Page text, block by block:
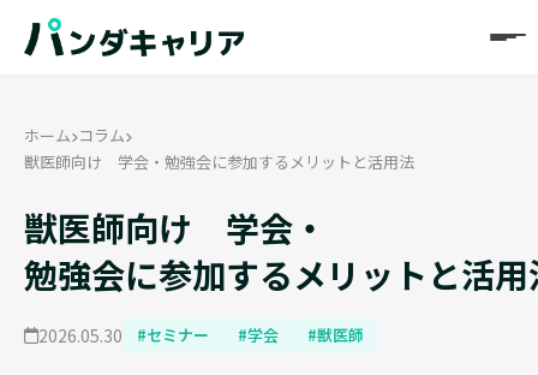
ホーム コラム
獣医師向け 学会・勉強会に参加するメリットと活用法
獣医師向け 学会・
勉強会に参加するメリットと活用
2026.05.30 #セミナー #学会 #獣医師